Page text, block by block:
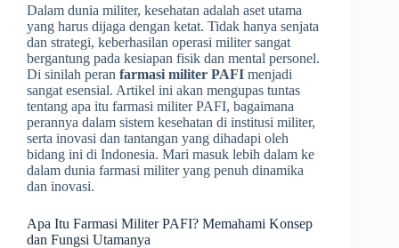
Dalam dunia militer, kesehatan adalah aset utama
yang harus dijaga dengan ketat. Tidak hanya senjata
dan strategi, keberhasilan operasi militer sangat
bergantung pada kesiapan fisik dan mental personel.
Di sinilah peran farmasi militer PAFI menjadi
sangat esensial. Artikel ini akan mengupas tuntas
tentang apa itu farmasi militer PAFI, bagaimana
perannya dalam sistem kesehatan di institusi militer,
serta inovasi dan tantangan yang dihadapi oleh
bidang ini di Indonesia. Mari masuk lebih dalam ke
dalam dunia farmasi militer yang penuh dinamika
dan inovasi.
Apa Itu Farmasi Militer PAFI? Memahami Konsep
dan Fungsi Utamanya